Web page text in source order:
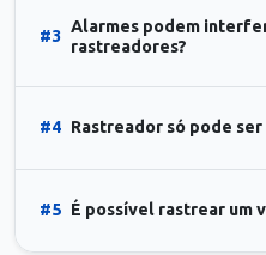
#3
Alarmes podem
rastreadores?
#4 Rastreador só pode
#5 É possível rastrear um